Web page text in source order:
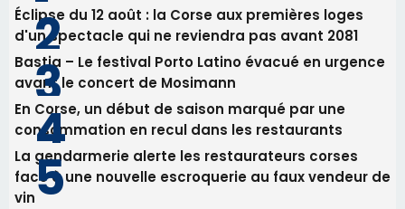
Éclipse du 12 août : la Corse aux premières loges
d'un spectacle qui ne reviendra pas avant 2081
Bastia – Le festival Porto Latino évacué en urgence
avant le concert de Mosimann
En Corse, un début de saison marqué par une
consommation en recul dans les restaurants
La gendarmerie alerte les restaurateurs corses
face à une nouvelle escroquerie au faux vendeur de
vin